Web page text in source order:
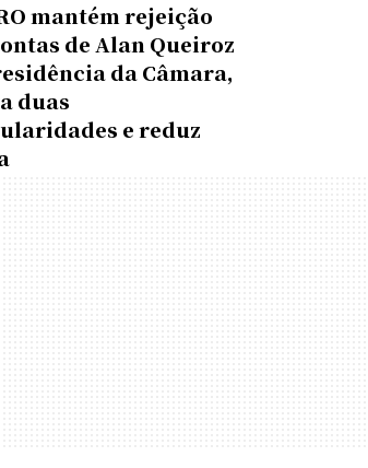
mantém rejeição
de Alan Queiroz
da Câmara,
duas
e reduz